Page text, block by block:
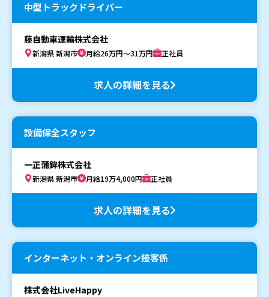
中型トラックドライバー
藤自動車運輸株式会社
新潟県 新潟市 月給26万円～31万円 正社員
求人の詳細を見る
設備保全スタッフ
一正蒲鉾株式会社
新潟県 新潟市 月給19万4,000円 正社員
求人の詳細を見る
インターネット・オンライン接客係
株式会社LiveHappy